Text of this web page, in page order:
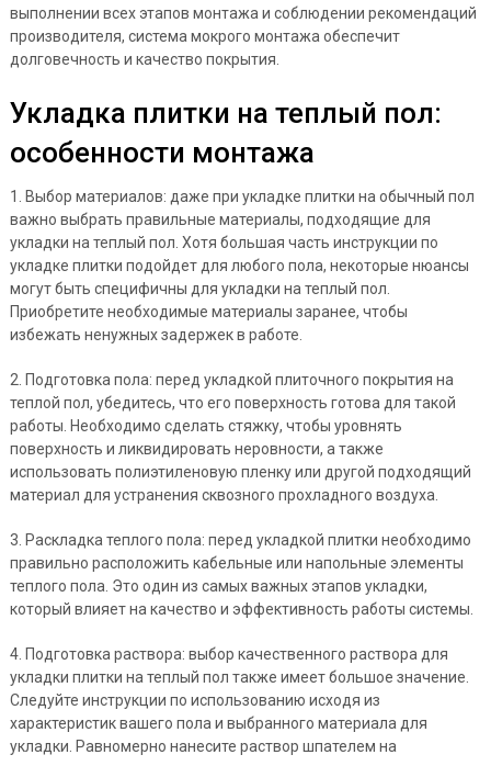
выполнении всех этапов монтажа и соблюдении рекомендаций
производителя, система мокрого монтажа обеспечит
долговечность и качество покрытия.
Укладка плитки на теплый пол:
особенности монтажа
1. Выбор материалов: даже при укладке плитки на обычный пол
важно выбрать правильные материалы, подходящие для
укладки на теплый пол. Хотя большая часть инструкции по
укладке плитки подойдет для любого пола, некоторые нюансы
могут быть специфичны для укладки на теплый пол.
Приобретите необходимые материалы заранее, чтобы
избежать ненужных задержек в работе.
2. Подготовка пола: перед укладкой плиточного покрытия на
теплой пол, убедитесь, что его поверхность готова для такой
работы. Необходимо сделать стяжку, чтобы уровнять
поверхность и ликвидировать неровности, а также
использовать полиэтиленовую пленку или другой подходящий
материал для устранения сквозного прохладного воздуха.
3. Раскладка теплого пола: перед укладкой плитки необходимо
правильно расположить кабельные или напольные элементы
теплого пола. Это один из самых важных этапов укладки,
который влияет на качество и эффективность работы системы.
4. Подготовка раствора: выбор качественного раствора для
укладки плитки на теплый пол также имеет большое значение.
Следуйте инструкции по использованию исходя из
характеристик вашего пола и выбранного материала для
укладки. Равномерно нанесите раствор шпателем на